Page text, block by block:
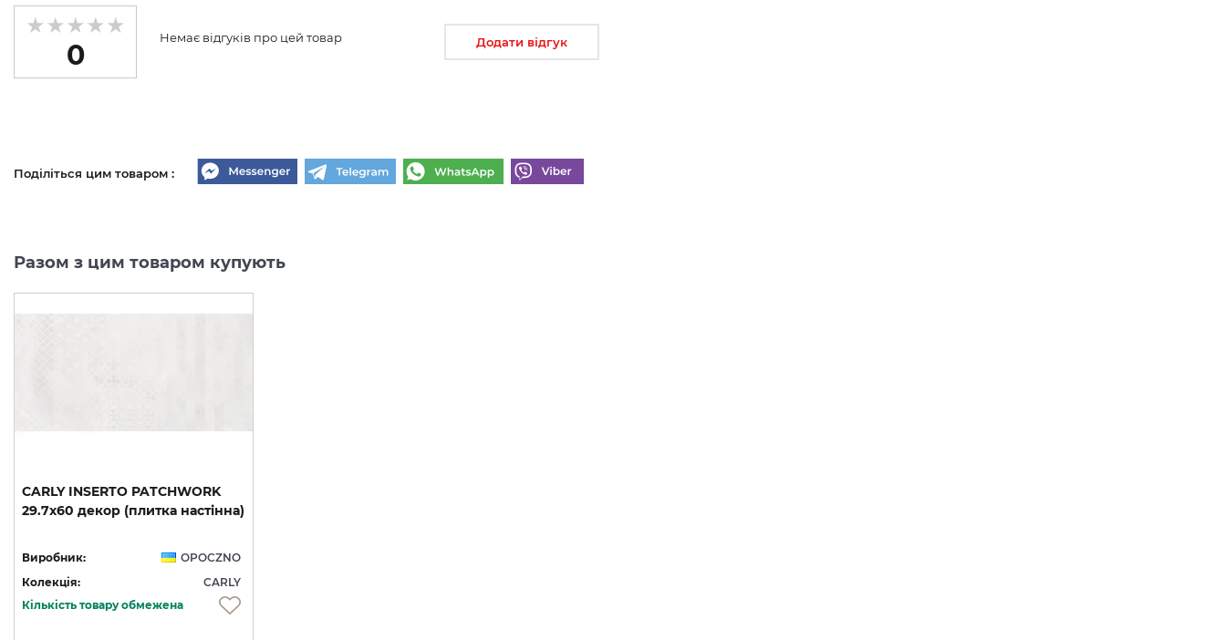
0
Немає відгуків про цей товар Додати відгук
Поділіться цим товаром :
Разом з цим товаром купують
CARLY INSERTO PATCHWORK
29.7х60 декор (плитка настінна)
Виробник:
OPOCZNO
Колекція:
CARLY
Кількість товару обмежена